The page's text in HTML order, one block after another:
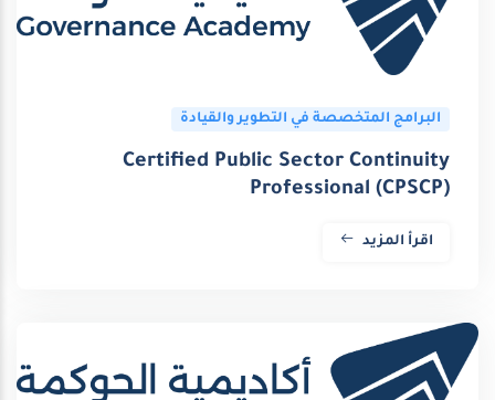
البرامج المتخصصة في التطوير والقيادة
Certified Public Sector Continuity
Professional (CPSCP)
اقرأ المزيد